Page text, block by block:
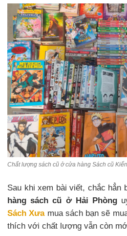
Chất lượng sách cũ ở cửa hàng Sách cũ
Sau khi xem bài viết, chắc hẳn
hàng sách cũ ở Hải Phòng
Sách Xưamua sách bạn sẽ
thích với chất lượng vẫn còn